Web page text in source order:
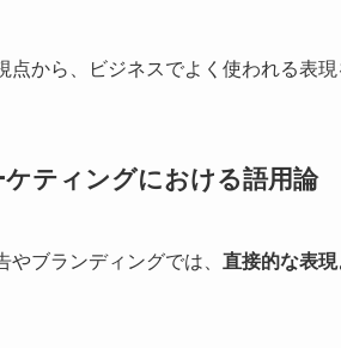
点から、ビジネスでよく使われる表現
ケティングにおける語用論
やブランディングでは、 直接的な表